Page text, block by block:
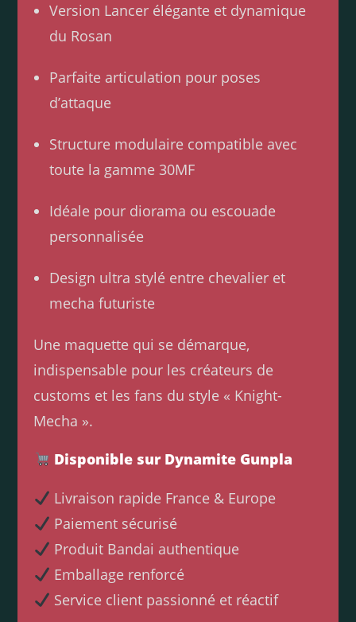
Version Lancer élégante et dynamique
du Rosan
Parfaite articulation pour poses
d’attaque
Structure modulaire compatible avec
toute la gamme 30MF
Idéale pour diorama ou escouade
personnalisée
Design ultra stylé entre chevalier et
mecha futuriste
Une maquette qui se démarque,
indispensable pour les créateurs de
customs et les fans du style « Knight-
Mecha ».
Disponible sur Dynamite Gunpla
Livraison rapide France & Europe
Paiement sécurisé
Produit Bandai authentique
Emballage renforcé
Service client passionné et réactif